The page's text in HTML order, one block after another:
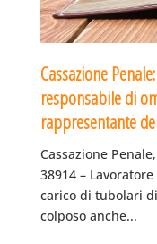
Cassazione
responsabile di
rappresentante
Cassazione
38914 –
carico di tubolari
colposo anche...